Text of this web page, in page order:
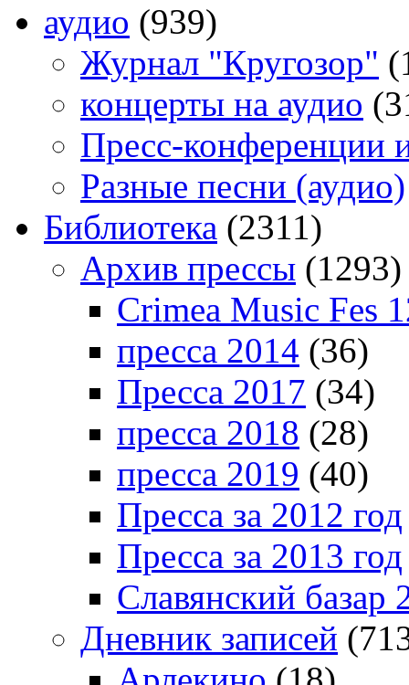
аудио (939)
Журнал "Кругозор"
концерты на аудио
Пресс-конференции
Разные песни (аудио)
Библиотека (2311)
Архив прессы (1293)
Crimea Music Fes
пресса 2014 (36)
Пресса 2017 (34)
пресса 2018 (28)
пресса 2019 (40)
Пресса за 2012 год
Пресса за 2013 год
Славянский базар
Дневник записей